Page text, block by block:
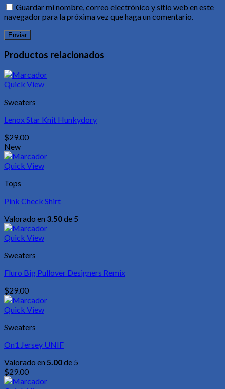
Guardar mi nombre, correo electrónico y sitio web en este
navegador para la próxima vez que haga un comentario.
Productos relacionados
Quick View
Sweaters
Lenox Star Knit Hunkydory
$29.00
New
Quick View
Tops
Pink Check Shirt
Valorado en 3.50de 5
Quick View
Sweaters
Fluro Big Pullover Designers Remix
$29.00
Quick View
Sweaters
On1 Jersey UNIF
Valorado en5.00de 5
$29.00